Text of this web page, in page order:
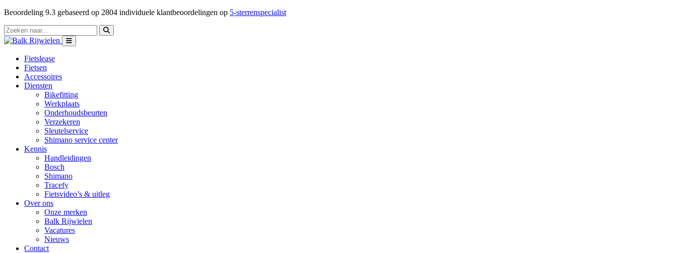
Beoordeling 9.3 gebaseerd op 2804 individuele klantbeoordelingen op 5-sterrenspecialist
Fietslease
Fietsen
Accessoires
Diensten
Bikefitting
Werkplaats
Onderhoudsbeurten
Verzekeren
Sleutelservice
Shimano service center
Kennis
Handleidingen
Bosch
Shimano
Tracefy
Fietsvideo’s & uitleg
Over ons
Onze merken
Balk Rijwielen
Vacatures
Nieuws
Contact